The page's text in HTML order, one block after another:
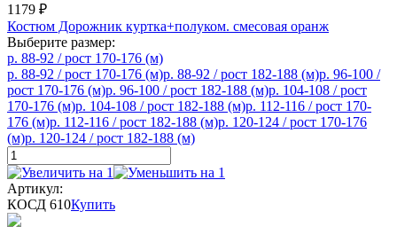
1179 ₽
Костюм Дорожник куртка+полуком. смесовая оранж
Выберите размер:
р. 88-92 / рост 170-176 (м)
р. 88-92 / рост 170-176 (м)р. 88-92 / рост 182-188 (м)р. 96-100 /
рост 170-176 (м)р. 96-100 / рост 182-188 (м)р. 104-108 / рост
170-176 (м)р. 104-108 / рост 182-188 (м)р. 112-116 / рост 170-
176 (м)р. 112-116 / рост 182-188 (м)р. 120-124 / рост 170-176
(м)р. 120-124 / рост 182-188 (м)
Артикул:
КОСД 610Купить